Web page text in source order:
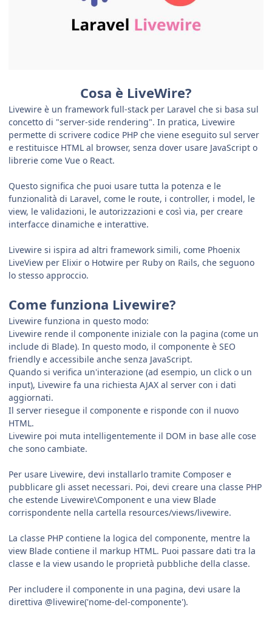
Cosa è LiveWire?
Livewire è un framework full-stack per Laravel che si basa sul
concetto di "server-side rendering". In pratica, Livewire
permette di scrivere codice PHP che viene eseguito sul server
e restituisce HTML al browser, senza dover usare JavaScript o
librerie come Vue o React.
Questo significa che puoi usare tutta la potenza e le
funzionalità di Laravel, come le route, i controller, i model, le
view, le validazioni, le autorizzazioni e così via, per creare
interfacce dinamiche e interattive.
Livewire si ispira ad altri framework simili, come Phoenix
LiveView per Elixir o Hotwire per Ruby on Rails, che seguono
lo stesso approccio.
Come funziona Livewire?
Livewire funziona in questo modo:
Livewire rende il componente iniziale con la pagina (come un
include di Blade). In questo modo, il componente è SEO
friendly e accessibile anche senza JavaScript.
Quando si verifica un'interazione (ad esempio, un click o un
input), Livewire fa una richiesta AJAX al server con i dati
aggiornati.
Il server riesegue il componente e risponde con il nuovo
HTML.
Livewire poi muta intelligentemente il DOM in base alle cose
che sono cambiate.
Per usare Livewire, devi installarlo tramite Composer e
pubblicare gli asset necessari. Poi, devi creare una classe PHP
che estende Livewire\Component e una view Blade
corrispondente nella cartella resources/views/livewire.
La classe PHP contiene la logica del componente, mentre la
view Blade contiene il markup HTML. Puoi passare dati tra la
classe e la view usando le proprietà pubbliche della classe.
Per includere il componente in una pagina, devi usare la
direttiva @livewire('nome-del-componente').